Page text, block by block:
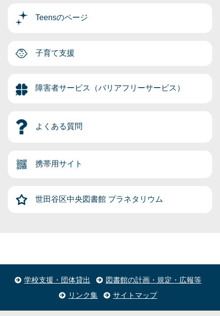
Teensのページ
子育て支援
障害者サービス（バリアフリーサービス）
よくある質問
携帯用サイト
世田谷区中央図書館 プラネタリウム
学校支援・団体貸出
図書館の計画・規定・広報等
リンク集
サイトマップ